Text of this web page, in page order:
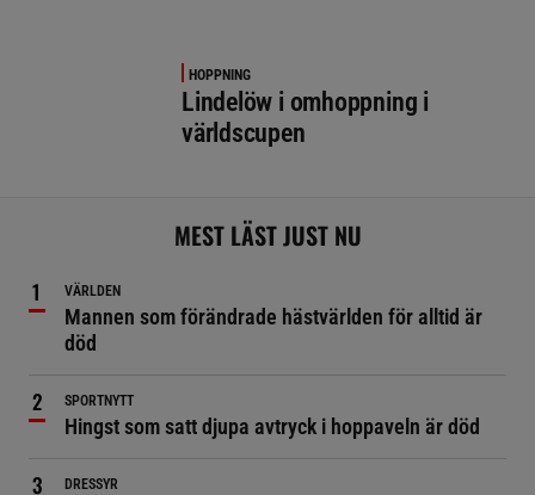
HOPPNING
Lindelöw i omhoppning i
världscupen
MEST LÄST JUST NU
VÄRLDEN
Mannen som förändrade hästvärlden för alltid är
död
SPORTNYTT
Hingst som satt djupa avtryck i hoppaveln är död
DRESSYR